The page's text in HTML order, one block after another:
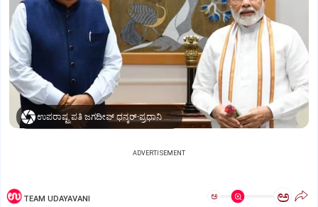
ಉಪರಾಷ್ಟ್ರಪತಿ ಜಗದೀಪ್‌ ಧನ್ಕರ್-ಪ್ರಧಾನಿ ಮೋದಿ
ADVERTISEMENT
TEAM UDAYAVANI ಅ ಅ